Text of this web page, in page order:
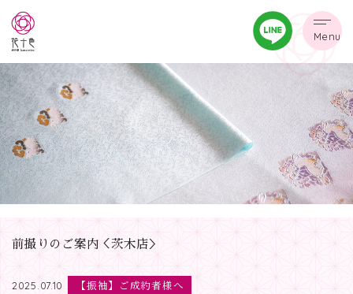
Menu
前撮りのご案内＜茨木店＞
2025.07.10 【振袖】ご成約者様へ